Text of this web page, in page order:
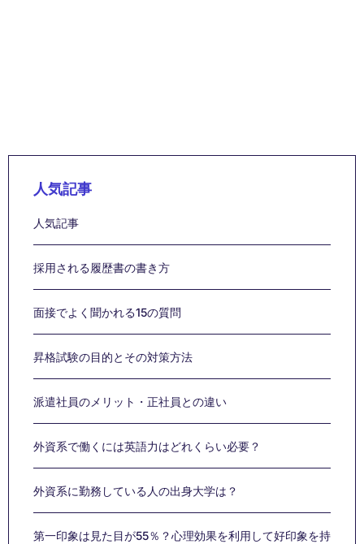
人気記事
Links
人気記事
採用される履歴書の書き方
面接でよく聞かれる15の質問
昇格試験の目的とその対策方法
派遣社員のメリット・正社員との違い
外資系で働くには英語力はどれくらい必要？
外資系に勤務している人の出身大学は？
第一印象は見た目が55％？心理効果を利用して好印象を持